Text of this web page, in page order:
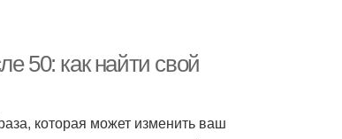
50: как найти свой
которая может изменить ваш